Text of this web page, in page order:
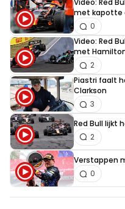
Video: Red
met kapotte
0
Video: Red
met
2
Piastri faalt
Clarkson
3
Red Bull lijkt
2
Verstappen
0